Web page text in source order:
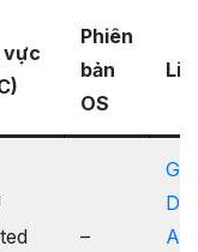
vực
Phiên
bản
OS
–